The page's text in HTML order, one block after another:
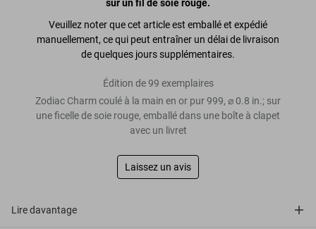
sur un fil de soie rouge.
Veuillez noter que cet article est emballé et expédié
manuellement, ce qui peut entraîner un délai de livraison
de quelques jours supplémentaires.
Édition de 99 exemplaires
Zodiac Charm coulé à la main en or pur 999, ⌀ 0.8 in.; sur
une ficelle de soie rouge, emballé dans une boîte à clapet
avec un livret
Laissez un avis
Lire davantage